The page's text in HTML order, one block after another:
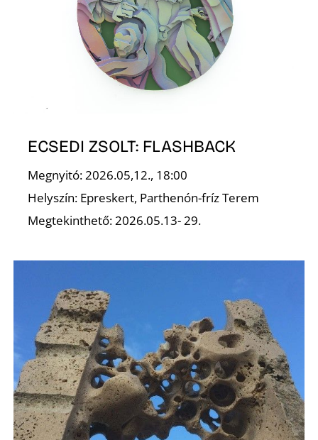
ECSEDI ZSOLT: FLASHBACK
Megnyitó: 2026.05,12., 18:00
Helyszín: Epreskert, Parthenón-fríz Terem
Megtekinthető: 2026.05.13- 29.